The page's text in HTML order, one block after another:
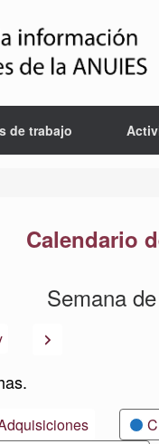
de trabajo
Calendario
Semana
Siguiente